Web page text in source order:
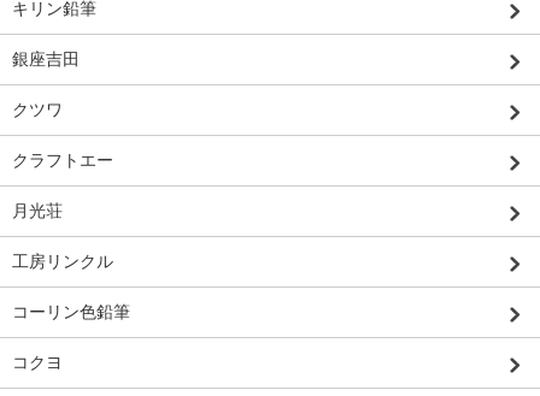
キリン鉛筆
銀座吉田
クツワ
クラフトエー
月光荘
工房リンクル
コーリン色鉛筆
コクヨ